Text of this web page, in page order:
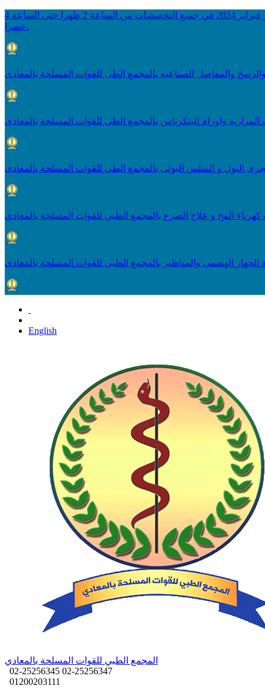
يعلن المجمع الطبي عن بدء العيادات المسائية للمدنيين اعتبارا من بداية شهر فبراير 2024 في جميع التخصصات من الساعة 2 ظهرا حتى الساعة 4
عصرا.
والمفاصل الصناعيه بالمجمع الطى للقوات المسلحة بالمعادى
واورام البنكرياس بالمجمع الطى للقوات المسلحة بالمعادى
البول و السلس البولى بالمجمع الطى للقوات المسلحة بالمعادى
المخ و علاج الصرع بالمجمع الطبي للقوات المسلحة بالمعادي
الهضمى والمناظير بالمجمع الطبى للقوات المسلحة بالمعادى
English
المجمع الطبي للقوات المسلحة بالمعادي
02-25256345 02-25256347
01200203111